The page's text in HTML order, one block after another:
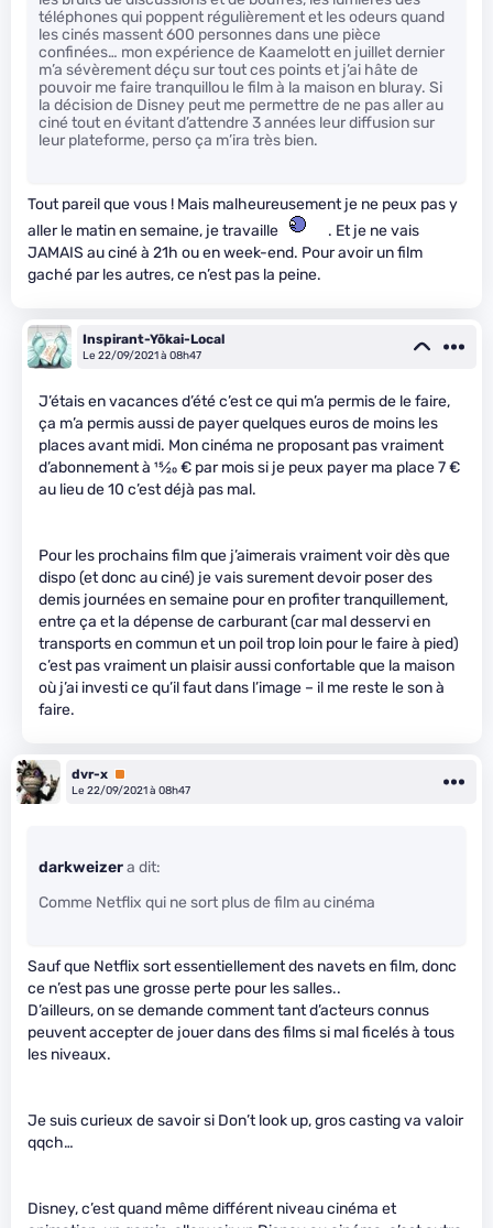
téléphones qui poppent régulièrement et les odeurs quand
les cinés massent 600 personnes dans une pièce
confinées… mon expérience de Kaamelott en juillet dernier
m’a sévèrement déçu sur tout ces points et j’ai hâte de
pouvoir me faire tranquillou le film à la maison en bluray. Si
la décision de Disney peut me permettre de ne pas aller au
ciné tout en évitant d’attendre 3 années leur diffusion sur
leur plateforme, perso ça m’ira très bien.
Tout pareil que vous ! Mais malheureusement je ne peux pas y
aller le matin en semaine, je travaille
. Et je ne vais
JAMAIS au ciné à 21h ou en week-end. Pour avoir un film
gaché par les autres, ce n’est pas la peine.
Inspirant-Yōkai-Local
Le 22/09/2021 à 08h47
J’étais en vacances d’été c’est ce qui m’a permis de le faire,
ça m’a permis aussi de payer quelques euros de moins les
places avant midi. Mon cinéma ne proposant pas vraiment
d’abonnement à 15⁄20€ par mois si je peux payer ma place 7 €
au lieu de 10 c’est déjà pas mal.
Pour les prochains film que j’aimerais vraiment voir dès que
dispo (et donc au ciné) je vais surement devoir poser des
demis journées en semaine pour en profiter tranquillement,
entre ça et la dépense de carburant (car mal desservi en
transports en commun et un poil trop loin pour le faire à pied)
c’est pas vraiment un plaisir aussi confortable que la maison
où j’ai investi ce qu’il faut dans l’image – il me reste le son à
faire.
dvr-x Premium
Le 22/09/2021 à 08h47
darkweizera dit:
Comme Netflix qui ne sort plus de film au cinéma
Sauf que Netflix sort essentiellement des navets en film, donc
ce n’est pas une grosse perte pour les salles..
D’ailleurs, on se demande comment tant d’acteurs connus
peuvent accepter de jouer dans des films si mal ficelés à tous
les niveaux.
Je suis curieux de savoir si Don’t look up, gros casting va valoir
qqch…
Disney, c’est quand même différent niveau cinéma et